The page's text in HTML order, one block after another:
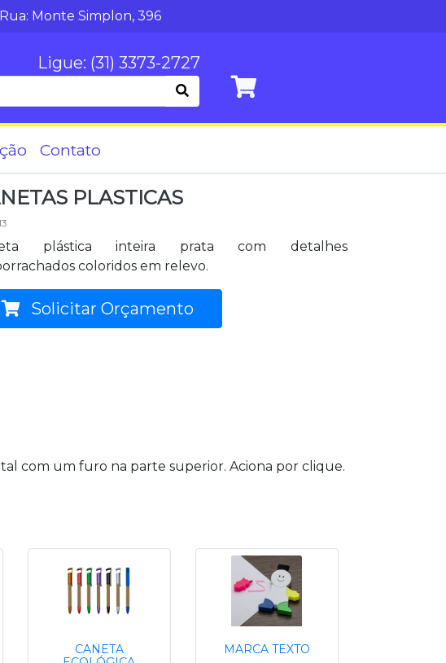
Rua: Monte Simplon, 396
Ligue: (31) 3373-2727
Contato
PLASTICAS
plástica inteira prata com detalhes
coloridos em relevo.
Solicitar Orçamento
com um furo na parte superior. Aciona por clique.
CANETA
MARCA TEXTO